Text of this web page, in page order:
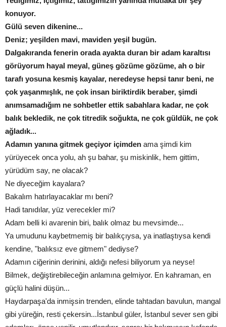
konuyor.
Gülü seven dikenine...
Deniz; yeşilden mavi, maviden yeşil bugün.
Dalgakıranda fenerin orada ayakta duran bir adam karaltısı
görüyorum hayal meyal, güneş gözüme gözüme, ah o bir
tarafı yosuna kesmiş kayalar, neredeyse hepsi tanır beni, ne
çok yaşanmışlık, ne çok insan biriktirdik beraber, şimdi
anımsamadığım ne sohbetler ettik sabahlara kadar, ne çok
balık bekledik, ne çok titredik soğukta, ne çok güldük, ne çok
ağladık...
Adamın yanına gitmek geçiyor içimden ama şimdi kim
yürüyecek onca yolu, ah şu bahar, şu miskinlik, hem gittim,
yürüdüm say, ne olacak?
Ne diyeceğim kayalara?
Bakalım hatırlayacaklar mı beni?
Hadi tanıdılar, yüz verecekler mi?
Adam belli ki avarenin biri, balık olmaz bu mevsimde...
Ya umudunu kaybetmemiş bir balıkçıysa, ya inatlaştıysa kendi
kendine, "balıksız eve gitmem" dediyse?
Adamın ciğerinin derinini, aldığı nefesi biliyorum ya neyse!
Bilmek, değiştirebileceğin anlamına gelmiyor. En kahraman, en
güçlü halini düşün...
Haydarpaşa'da inmişsin trenden, elinde tahtadan bavulun, mangal
gibi yüreğin, resti çekersin...İstanbul güler, İstanbul sever sen gibi